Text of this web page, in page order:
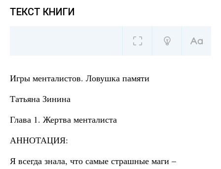
ТЕКСТ КНИГИ
Игры менталистов. Ловушка памяти
Татьяна Зинина
Глава 1. Жертва менталиста
АННОТАЦИЯ:
Я всегда знала, что самые страшные маги –